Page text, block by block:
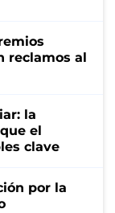
reclamos al
la
el
clave
por la